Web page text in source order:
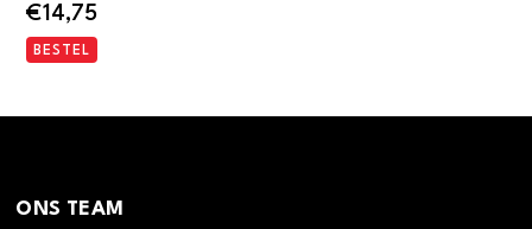
€14,75
BESTEL
ONS TEAM